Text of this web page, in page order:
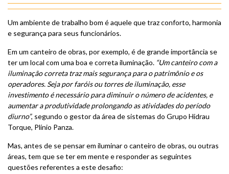
Um ambiente de trabalho bom é aquele que traz conforto, harmonia
e segurança para seus funcionários.
Em um canteiro de obras, por exemplo, é de grande importância se
ter um local com uma boa e correta iluminação. “Um canteiro com a
iluminação correta traz mais segurança para o patrimônio e os
operadores. Seja por faróis ou torres de iluminação, esse
investimento é necessário para diminuir o número de acidentes, e
aumentar a produtividade prolongando as atividades do período
diurno”, segundo o gestor da área de sistemas do Grupo Hidrau
Torque, Plínio Panza.
Mas, antes de se pensar em iluminar o canteiro de obras, ou outras
áreas, tem que se ter em mente e responder as seguintes
questões referentes a este desafio: